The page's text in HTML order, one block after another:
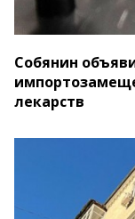
Собянин
лекарств